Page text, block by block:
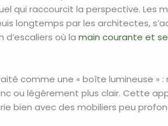
qui raccourcit la perspective. Les
longtemps par les architectes,
où la main courante et
comme une « boîte lumineuse »
ou légèrement plus clair. Cette
bien avec des mobiliers peu